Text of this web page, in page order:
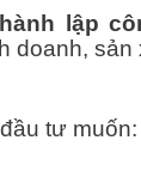
lập
doanh,
tư muốn: